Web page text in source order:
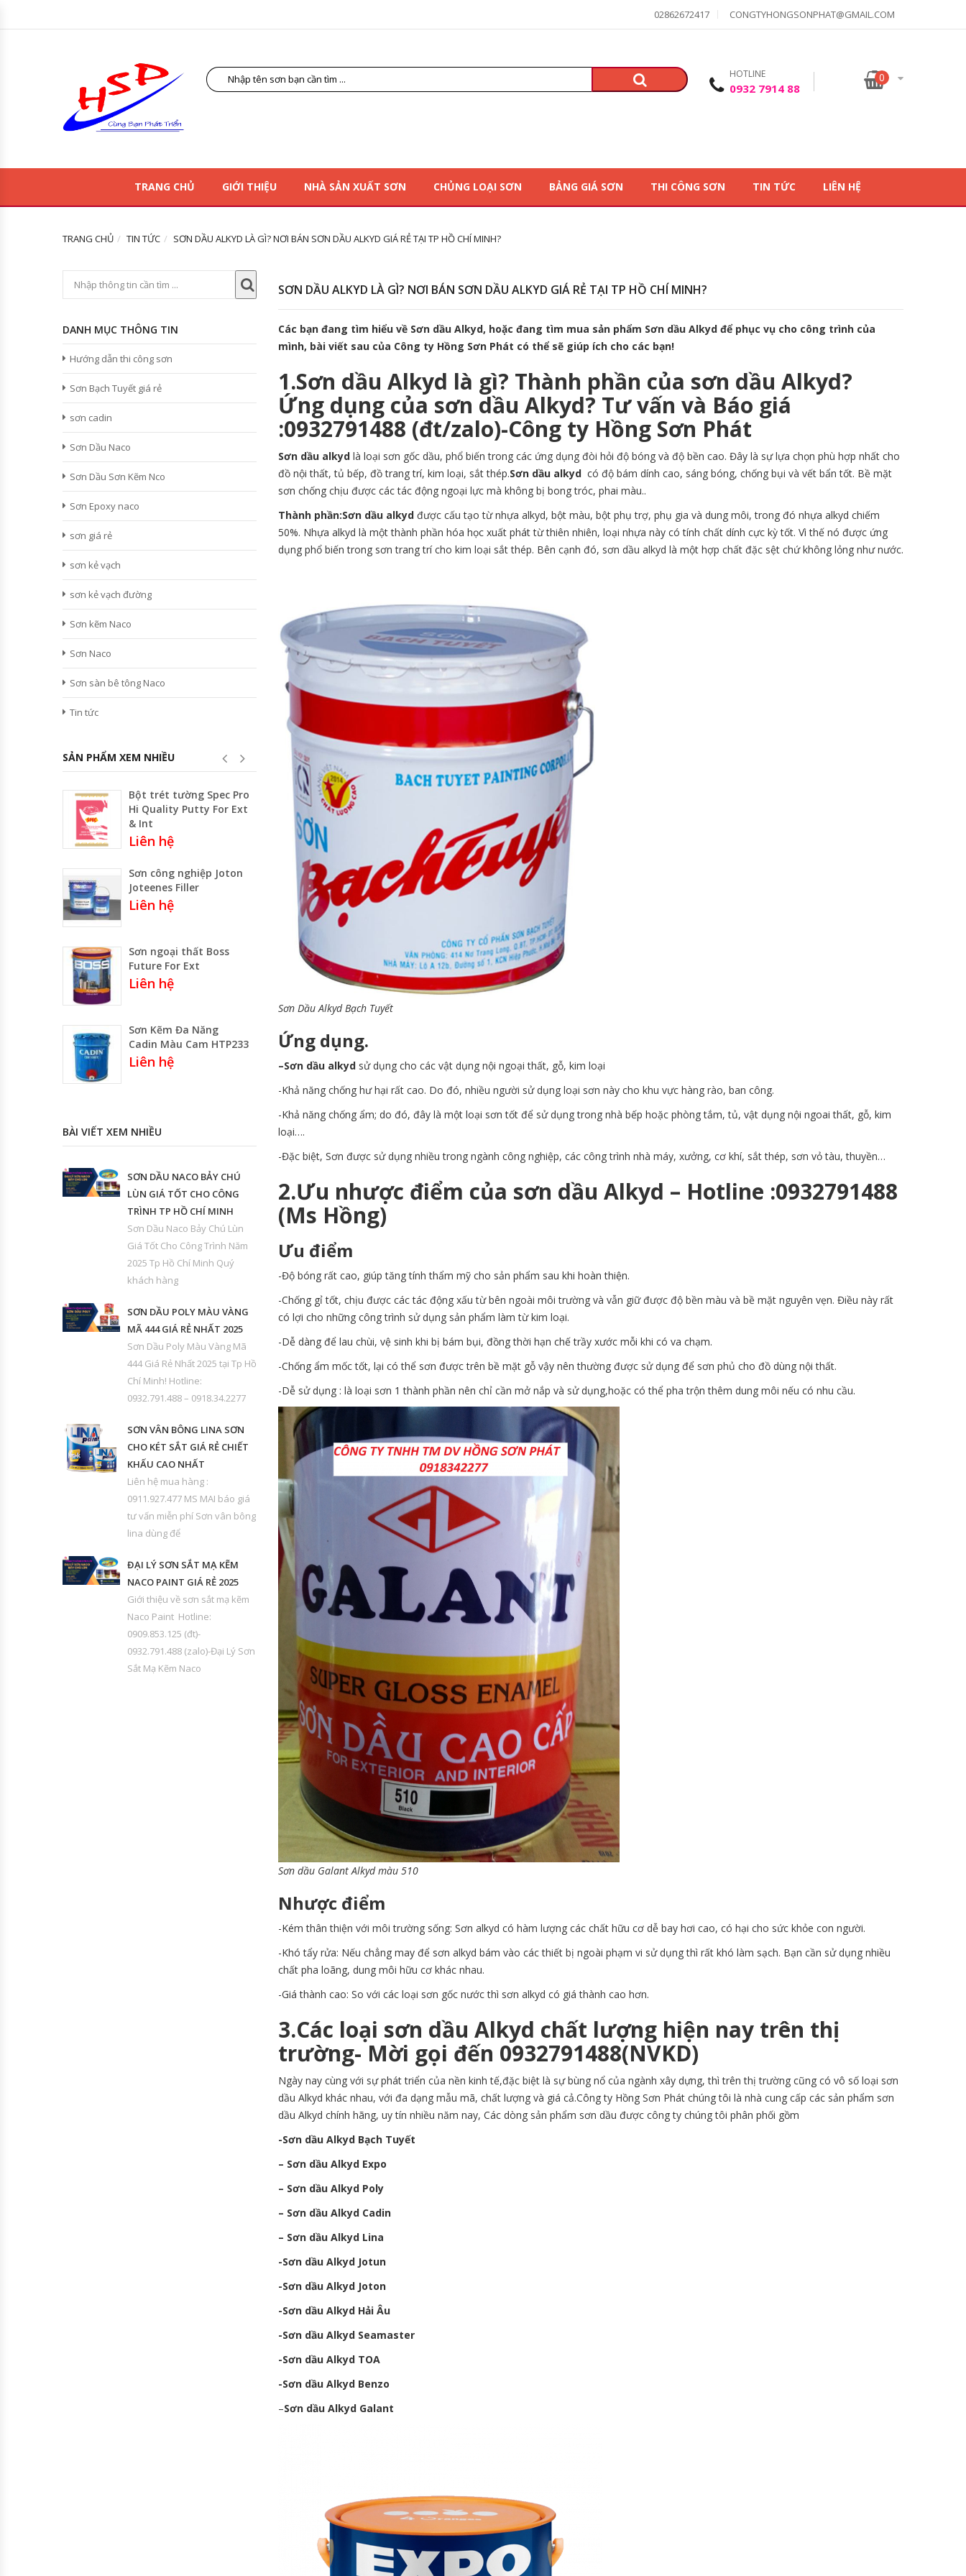
02862672417 CONGTYHONGSONPHAT@GMAIL.COM
HOTLINE
0932 7914 88
0
TRANG CHỦ GIỚI THIỆU NHÀ SẢN XUẤT SƠN CHỦNG LOẠI SƠN BẢNG GIÁ SƠN THI CÔNG SƠN TIN TỨC LIÊN HỆ
TRANG CHỦ TIN TỨC SƠN DẦU ALKYD LÀ GÌ? NƠI BÁN SƠN DẦU ALKYD GIÁ RẺ TẠI TP HỒ CHÍ MINH?
SƠN DẦU ALKYD LÀ GÌ? NƠI BÁN SƠN DẦU ALKYD GIÁ RẺ TẠI TP HỒ CHÍ MINH?
Các bạn đang tìm hiểu về Sơn dầu Alkyd, hoặc đang tìm mua sản phẩm Sơn dầu Alkyd để phục vụ cho công trình của
mình, bài viết sau của Công ty Hồng Sơn Phát có thể sẽ giúp ích cho các bạn!
1.Sơn dầu Alkyd là gì? Thành phần của sơn dầu Alkyd?
Ứng dụng của sơn dầu Alkyd? Tư vấn và Báo giá
:0932791488 (đt/zalo)-Công ty Hồng Sơn Phát
Sơn dầu alkyd là loại sơn gốc dầu, phổ biến trong các ứng dụng đòi hỏi độ bóng và độ bền cao. Đây là sự lựa chọn phù hợp nhất cho
đồ nội thất, tủ bếp, đồ trang trí, kim loại, sắt thép.Sơn dầu alkyd có độ bám dính cao, sáng bóng, chống bụi và vết bẩn tốt. Bề mặt
sơn chống chịu được các tác động ngoại lực mà không bị bong tróc, phai màu..
Thành phần:Sơn dầu alkyd được cấu tạo từ nhựa alkyd, bột màu, bột phụ trợ, phụ gia và dung môi, trong đó nhựa alkyd chiếm
50%. Nhựa alkyd là một thành phần hóa học xuất phát từ thiên nhiên, loại nhựa này có tính chất dính cực kỳ tốt. Vì thế nó được ứng
dụng phổ biến trong sơn trang trí cho kim loại sắt thép. Bên cạnh đó, sơn dầu alkyd là một hợp chất đặc sệt chứ không lỏng như nước.
Sơn Dầu Alkyd Bạch Tuyết
Ứng dụng.
–Sơn dầu alkyd sử dụng cho các vật dụng nội ngoại thất, gỗ, kim loại
-Khả năng chống hư hại rất cao. Do đó, nhiều người sử dụng loại sơn này cho khu vực hàng rào, ban công.
-Khả năng chống ẩm; do đó, đây là một loại sơn tốt để sử dụng trong nhà bếp hoặc phòng tắm, tủ, vật dụng nội ngoai thất, gỗ, kim
loại….
-Đặc biệt, Sơn được sử dụng nhiều trong ngành công nghiệp, các công trình nhà máy, xưởng, cơ khí, sắt thép, sơn vỏ tàu, thuyền…
2.Ưu nhược điểm của sơn dầu Alkyd – Hotline :0932791488
(Ms Hồng)
Ưu điểm
-Độ bóng rất cao, giúp tăng tính thẩm mỹ cho sản phẩm sau khi hoàn thiện.
-Chống gỉ tốt, chịu được các tác động xấu từ bên ngoài môi trường và vẫn giữ được độ bền màu và bề mặt nguyên vẹn. Điều này rất
có lợi cho những công trình sử dụng sản phẩm làm từ kim loại.
-Dễ dàng để lau chùi, vệ sinh khi bị bám bụi, đồng thời hạn chế trầy xước mỗi khi có va chạm.
-Chống ẩm mốc tốt, lại có thể sơn được trên bề mặt gỗ vậy nên thường được sử dụng để sơn phủ cho đồ dùng nội thất.
-Dễ sử dụng : là loại sơn 1 thành phần nên chỉ cần mở nắp và sử dụng,hoặc có thể pha trộn thêm dung môi nếu có nhu cầu.
Sơn dầu Galant Alkyd màu 510
Nhược điểm
-Kém thân thiện với môi trường sống: Sơn alkyd có hàm lượng các chất hữu cơ dễ bay hơi cao, có hại cho sức khỏe con người.
-Khó tẩy rửa: Nếu chẳng may để sơn alkyd bám vào các thiết bị ngoài phạm vi sử dụng thì rất khó làm sạch. Bạn cần sử dụng nhiều
chất pha loãng, dung môi hữu cơ khác nhau.
-Giá thành cao: So với các loại sơn gốc nước thì sơn alkyd có giá thành cao hơn.
3.Các loại sơn dầu Alkyd chất lượng hiện nay trên thị
trường- Mời gọi đến 0932791488(NVKD)
Ngày nay cùng với sự phát triển của nền kinh tế,đặc biệt là sự bùng nổ của ngành xây dựng, thì trên thị trường cũng có vô số loại sơn
dầu Alkyd khác nhau, với đa dạng mẫu mã, chất lượng và giá cả.Công ty Hồng Sơn Phát chúng tôi là nhà cung cấp các sản phẩm sơn
dầu Alkyd chính hãng, uy tín nhiều năm nay, Các dòng sản phẩm sơn dầu được công ty chúng tôi phân phối gồm
-Sơn dầu Alkyd Bạch Tuyết
– Sơn dầu Alkyd Expo
– Sơn dầu Alkyd Poly
– Sơn dầu Alkyd Cadin
– Sơn dầu Alkyd Lina
-Sơn dầu Alkyd Jotun
-Sơn dầu Alkyd Joton
-Sơn dầu Alkyd Hải Âu
-Sơn dầu Alkyd Seamaster
-Sơn dầu Alkyd TOA
-Sơn dầu Alkyd Benzo
–Sơn dầu Alkyd Galant
DANH MỤC THÔNG TIN
Hướng dẫn thi công sơn
Sơn Bạch Tuyết giá rẻ
sơn cadin
Sơn Dầu Naco
Sơn Dầu Sơn Kẽm Nco
Sơn Epoxy naco
sơn giá rẻ
sơn kẻ vạch
sơn kẻ vạch đường
Sơn kẽm Naco
Sơn Naco
Sơn sàn bê tông Naco
Tin tức
SẢN PHẨM XEM NHIỀU
Bột trét tường Spec Pro
Hi Quality Putty For Ext
& Int
Liên hệ
Sơn công nghiệp Joton
Joteenes Filler
Liên hệ
Sơn ngoại thất Boss
Future For Ext
Liên hệ
Sơn Kẽm Đa Năng
Cadin Màu Cam HTP233
Liên hệ
BÀI VIẾT XEM NHIỀU
SƠN DẦU NACO BẢY CHÚ
LÙN GIÁ TỐT CHO CÔNG
TRÌNH TP HỒ CHÍ MINH
Sơn Dầu Naco Bảy Chú Lùn
Giá Tốt Cho Công Trình Năm
2025 Tp Hồ Chí Minh Quý
khách hàng
SƠN DẦU POLY MÀU VÀNG
MÃ 444 GIÁ RẺ NHẤT 2025
Sơn Dầu Poly Màu Vàng Mã
444 Giá Rẻ Nhất 2025 tại Tp Hồ
Chí Minh! Hotline:
0932.791.488 – 0918.34.2277
SƠN VÂN BÔNG LINA SƠN
CHO KÉT SẮT GIÁ RẺ CHIẾT
KHẤU CAO NHẤT
Liên hệ mua hàng :
0911.927.477 MS MAI báo giá
tư vấn miễn phí Sơn vân bông
lina dùng để
ĐẠI LÝ SƠN SẮT MẠ KẼM
NACO PAINT GIÁ RẺ 2025
Giới thiệu về sơn sắt mạ kẽm
Naco Paint Hotline:
0909.853.125 (đt)-
0932.791.488 (zalo)-Đại Lý Sơn
Sắt Mạ Kẽm Naco